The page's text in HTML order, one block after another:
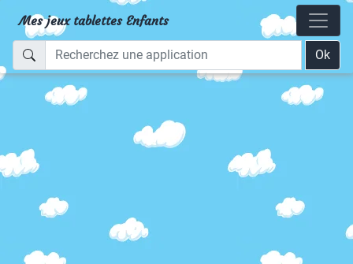
Mes jeux tablettes Enfants
Ok